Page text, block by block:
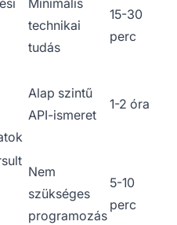
Minimális
technikai
tudás
15-30
perc
Alap szintű
API-ismeret
1-2 óra
Nem
szükséges
programozás
5-10
perc